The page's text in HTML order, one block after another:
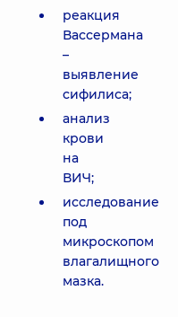
реакция
Вассермана
–
выявление
сифилиса;
анализ
крови
на
ВИЧ;
исследование
под
микроскопом
влагалищного
мазка.